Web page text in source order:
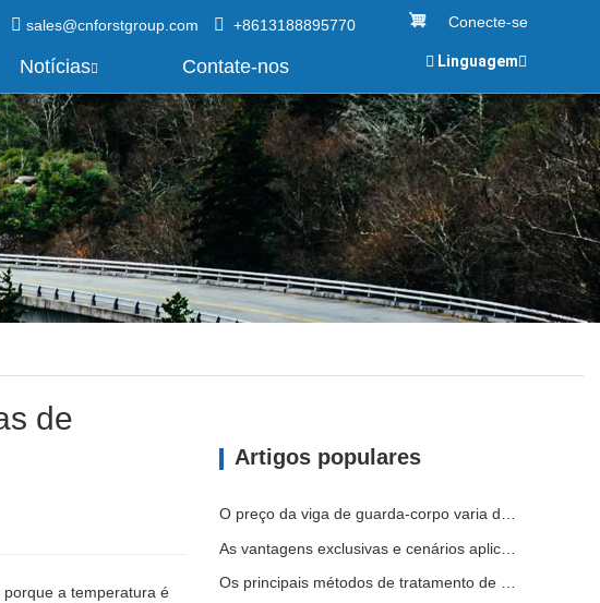
Conecte-se
sales@cnforstgroup.com +8613188895770
Notícias Contate-nos Linguagem
de
a temperatura é
Artigos populares
O preço da viga de guarda-corpo varia devido a vários fatores
As vantagens exclusivas e cenários aplicáveis ​​do guarda-corpo rodoviário